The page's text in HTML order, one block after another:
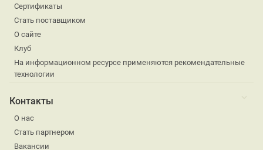
Сертификаты
Стать поставщиком
О сайте
Клуб
На информационном ресурсе применяются рекомендательные
технологии
Контакты
О нас
Стать партнером
Вакансии